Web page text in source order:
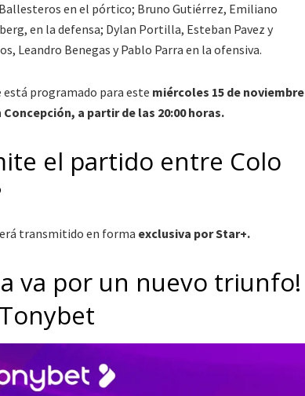
en el pórtico; Bruno Gutiérrez, Emiliano
en la defensa; Dylan Portilla, Esteban Pavez y
Leandro Benegas y Pablo Parra en la ofensiva.
programado para este miércoles 15 de noviembre
a partir de las 20:00 horas.
el partido entre Colo
transmitido en forma exclusiva por Star+.
va por un nuevo triunfo!